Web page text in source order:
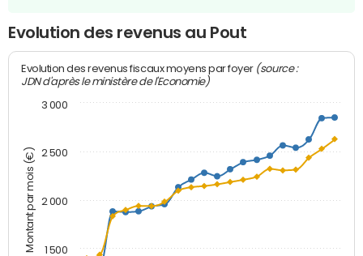
Evolution des revenus au Pout
Montant par mois (€)
Evolution des revenus fiscaux moyens par foyer (source :
JDN d'après le ministère de l'Economie)
1 500
2 000
2 500
3 000